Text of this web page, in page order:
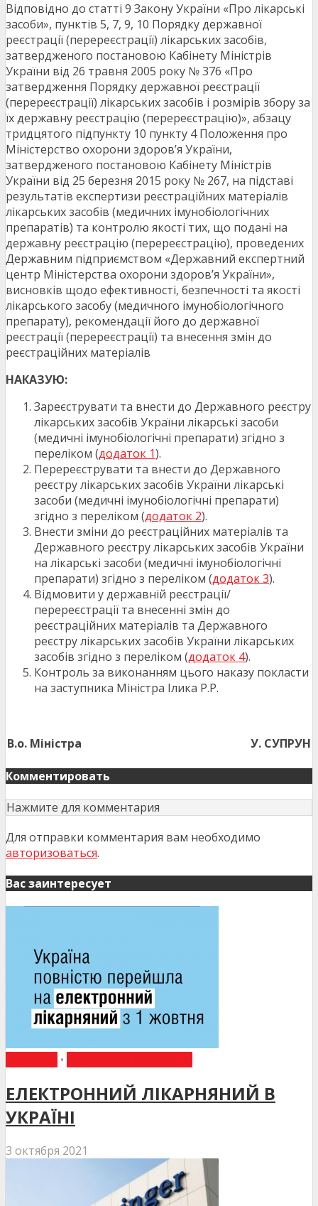
Відповідно до статті 9 Закону України «Про лікарські
засоби», пунктів 5, 7, 9, 10 Порядку державної
реєстрації (перереєстрації) лікарських засобів,
затвердженого постановою Кабінету Міністрів
України від 26 травня 2005 року № 376 «Про
затвердження Порядку державної реєстрації
(перереєстрації) лікарських засобів і розмірів збору за
їх державну реєстрацію (перереєстрацію)», абзацу
тридцятого підпункту 10 пункту 4 Положення про
Міністерство охорони здоров’я України,
затвердженого постановою Кабінету Міністрів
України від 25 березня 2015 року № 267, на підставі
результатів експертизи реєстраційних матеріалів
лікарських засобів (медичних імунобіологічних
препаратів) та контролю якості тих, що подані на
державну реєстрацію (перереєстрацію), проведених
Державним підприємством «Державний експертний
центр Міністерства охорони здоров’я України»,
висновків щодо ефективності, безпечності та якості
лікарського засобу (медичного імунобіологічного
препарату), рекомендації його до державної
реєстрації (перереєстрації) та внесення змін до
реєстраційних матеріалів
НАКАЗУЮ:
Зареєструвати та внести до Державного реєстру
лікарських засобів України лікарські засоби
(медичні імунобіологічні препарати) згідно з
переліком (додаток 1).
Перереєструвати та внести до Державного
реєстру лікарських засобів України лікарські
засоби (медичні імунобіологічні препарати)
згідно з переліком (додаток 2).
Внести зміни до реєстраційних матеріалів та
Державного реєстру лікарських засобів України
на лікарські засоби (медичні імунобіологічні
препарати) згідно з переліком (додаток 3).
Відмовити у державній реєстрації/
перереєстрації та внесенні змін до
реєстраційних матеріалів та Державного
реєстру лікарських засобів України лікарських
засобів згідно з переліком (додаток 4).
Контроль за виконанням цього наказу покласти
на заступника Міністра Ілика Р.Р.
В.о. Міністра У. СУПРУН
Комментировать
Нажмите для комментария
Для отправки комментария вам необходимо
авторизоваться.
Вас заинтересует
•
ЕЛЕКТРОННИЙ ЛІКАРНЯНИЙ В
УКРАЇНІ
3 октября 2021